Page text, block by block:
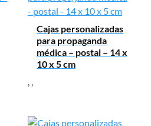
Cajas personalizadas
para propaganda
médica – postal – 14 x
10 x 5 cm